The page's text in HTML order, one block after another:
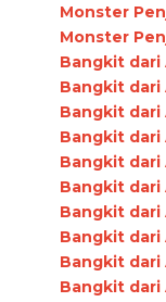
Monster
Monster
Bangkit dari
Bangkit dari
Bangkit dari
Bangkit dari
Bangkit dari
Bangkit dari
Bangkit dari
Bangkit dari
Bangkit dari
Bangkit dari